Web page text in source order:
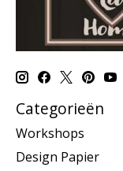
Categorieën
Workshops
Design Papier